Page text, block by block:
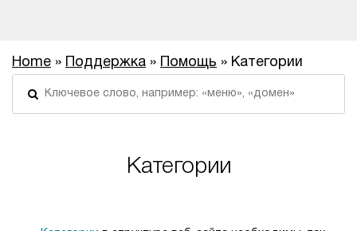
Home » Поддержка » Помощь » Категории
Форма поиска
Поиск
Категории